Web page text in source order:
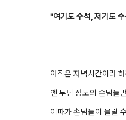
"여기도 수석, 저기도
아직은 저녁시간이라
엔 두팀 정도의 손님들
이따가 손님들이 몰릴